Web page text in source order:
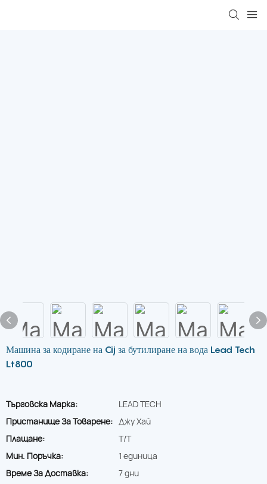
Машина за кодиране на Cij за бутилиране на вода Lead Tech
Lt800
Търговска Марка:
LEAD TECH
Пристанище За Товарене: Джу Хай
Плащане:
T/T
Мин. Поръчка:
1 единица
Време За Доставка:
7 дни